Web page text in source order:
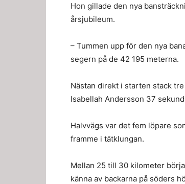
Hon gillade den nya
årsjubileum.
– Tummen upp för den nya
segern på de 42 195 meterna.
Nästan direkt i starten stack
Isabellah Andersson 37
Halvvägs var det fem löpare
framme i tätklungan.
Mellan 25 till 30 kilometer
känna av backarna på söders